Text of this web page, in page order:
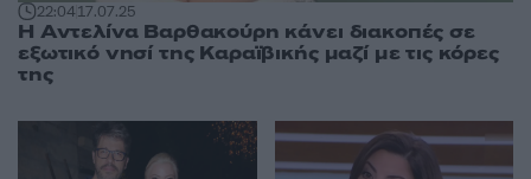
22:0417.07.25
Η Αντελίνα Βαρθακούρη κάνει διακοπές σε
εξωτικό νησί της Καραϊβικής μαζί με τις κόρες
της